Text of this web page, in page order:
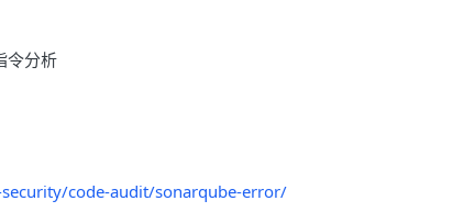
令分析
code-audit/sonarqube-error/